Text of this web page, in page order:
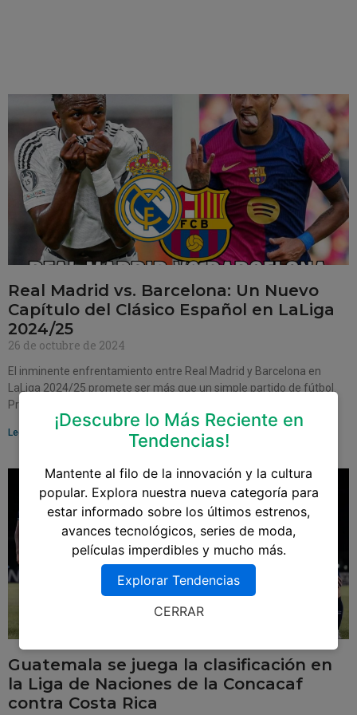
Real Madrid vs. Barcelona: Un Nuevo
Capítulo del Clásico Español en LaLiga
2024/25
26 de octubre de 2024
El inminente enfrentamiento entre Real Madrid y Barcelona en
LaLiga 2024/25 promete ser más que un simple partido de fútbol.
Programado para el 26 de
Leer más »
Guatemala se juega la clasificación en
la Liga de Naciones de la Concacaf
contra Costa Rica
¡Descubre lo Más Reciente en
Tendencias!
Mantente al filo de la innovación y la cultura
popular. Explora nuestra nueva categoría para
estar informado sobre los últimos estrenos,
avances tecnológicos, series de moda,
películas imperdibles y mucho más.
Explorar Tendencias
CERRAR